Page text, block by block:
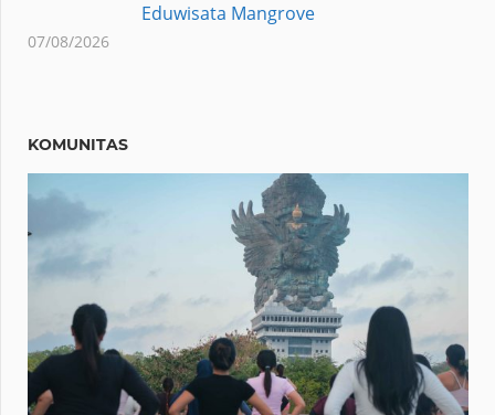
Eduwisata Mangrove
07/08/2026
KOMUNITAS